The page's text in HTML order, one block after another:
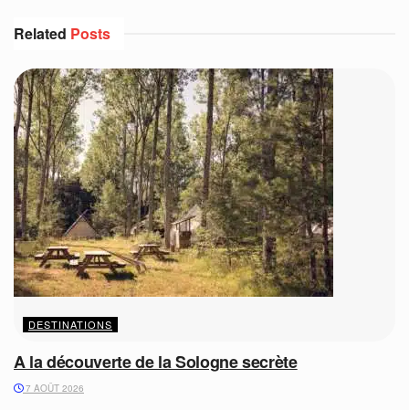
Related Posts
DESTINATIONS
A la découverte de la Sologne secrète
7 AOÛT 2026